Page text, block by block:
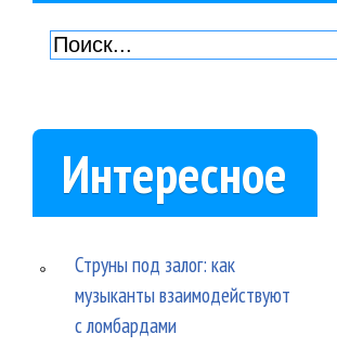
Интересное
Струны под залог: как
музыканты взаимодействуют
с ломбардами